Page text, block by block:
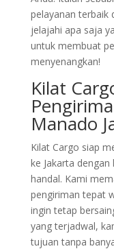
pelayanan terbaik
jelajahi apa saja
untuk membuat
menyenangkan!
Kilat
Manado
Kilat Cargo siap
ke Jakarta dengan
handal. Kami
pengiriman tepat
ingin tetap
yang terjadwal,
tujuan tanpa